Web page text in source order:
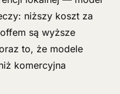
niższy koszt za
są wyższe
to, że modele
komercyjna